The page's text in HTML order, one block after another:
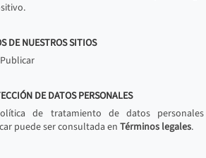
DE NUESTROS SITIOS
Publicar
DE DATOS PERSONALES
de tratamiento de datos
puede ser consultada en Términos legales.